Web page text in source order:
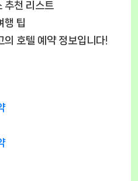
추천 리스트
행 팁
의 호텔 예약 정보입니다!